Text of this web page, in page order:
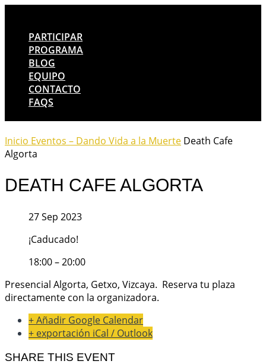
PARTICIPAR
PROGRAMA
BLOG
EQUIPO
CONTACTO
FAQS
Inicio Eventos – Dando Vida a la Muerte Death Cafe
Algorta
DEATH CAFE ALGORTA
27 Sep 2023
¡Caducado!
18:00 – 20:00
Presencial Algorta, Getxo, Vizcaya. Reserva tu plaza
directamente con la organizadora.
+ Añadir Google Calendar
+ exportación iCal / Outlook
SHARE THIS EVENT